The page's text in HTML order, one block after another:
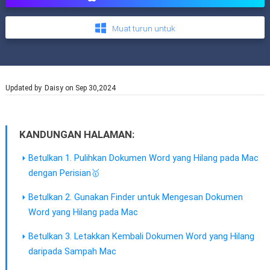
Muat turun untuk
Updated by Daisyon Sep 30,2024
KANDUNGAN HALAMAN:
Betulkan 1. Pulihkan Dokumen Word yang Hilang pada Mac
dengan Perisian🥇
Betulkan 2. Gunakan Finder untuk Mengesan Dokumen
Word yang Hilang pada Mac
Betulkan 3. Letakkan Kembali Dokumen Word yang Hilang
daripada Sampah Mac